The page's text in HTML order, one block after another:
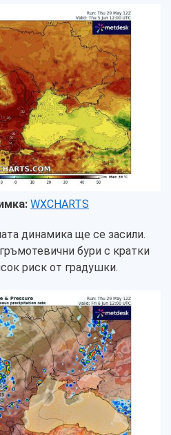
WXCHARTS
динамика ще се засили.
бури с кратки
риск от градушки.